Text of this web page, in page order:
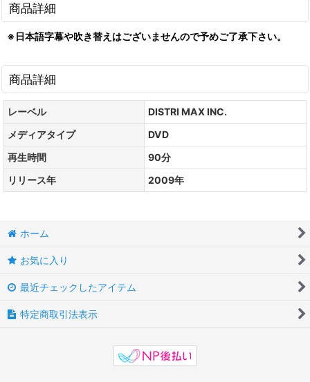
商品詳細
※日本語字幕や吹き替えはございませんので予めご了承下さい。
商品詳細
レーベル
DISTRI MAX INC.
メディアタイプ
DVD
再生時間
90分
リリース年
2009年
ホーム
お気に入り
最近チェックしたアイテム
特定商取引法表示